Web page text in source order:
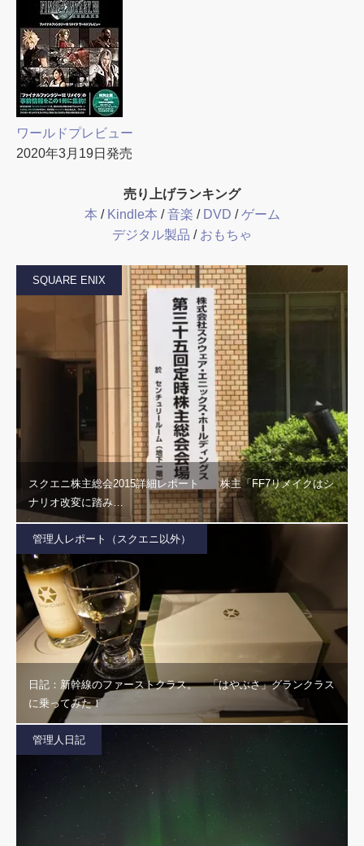
ワールドプレビュー
2020年3月19日発売
売り上げランキング
本 / Kindle本 /音楽 / DVD /ゲーム
デジタル製品 / おもちゃ
SQUARE ENIX
スクエニ株主総会2015詳細レポート 株主「FF7リメイクはシ
ナリオ改変に踏み…
管理人レポート（スクエニ以外）
日記：新幹線のファーストクラス。 「はやぶさ」グランクラス
に乗ってみた！
管理人日記